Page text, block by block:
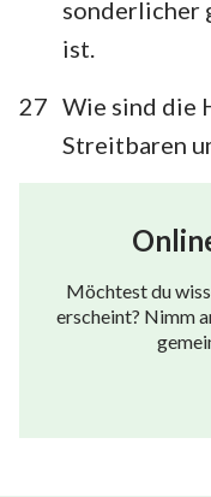
sonderlicher
ist.
27 Wie sind die
Streitbaren
Möchtest du
erscheint? Nimm